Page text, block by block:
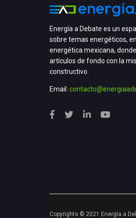
Energía a Debate es un
sobre temas energéticos,
energética mexicana,
artículos de fondo con la
constructivo.
Email:
Copyrights © 2021 Energía a